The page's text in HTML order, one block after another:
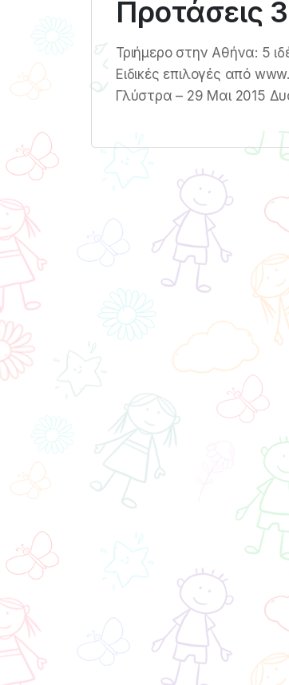
Προτάσεις
Τριήμερο στην Αθήνα: 5
Ειδικές επιλογές από
Γλύστρα – 29 Μαι 2015